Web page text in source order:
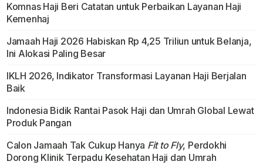
Komnas Haji Beri Catatan untuk Perbaikan Layanan Haji
Kemenhaj
Jamaah Haji 2026 Habiskan Rp 4,25 Triliun untuk Belanja,
Ini Alokasi Paling Besar
IKLH 2026, Indikator Transformasi Layanan Haji Berjalan
Baik
Indonesia Bidik Rantai Pasok Haji dan Umrah Global Lewat
Produk Pangan
Calon Jamaah Tak Cukup Hanya Fit to Fly, Perdokhi
Dorong Klinik Terpadu Kesehatan Haji dan Umrah